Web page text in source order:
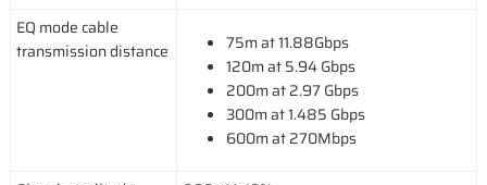
EQ mode cable
transmission distance
75m at 11.88Gbps
120m at 5.94 Gbps
200m at 2.97 Gbps
300m at 1.485 Gbps
600m at 270Mbps